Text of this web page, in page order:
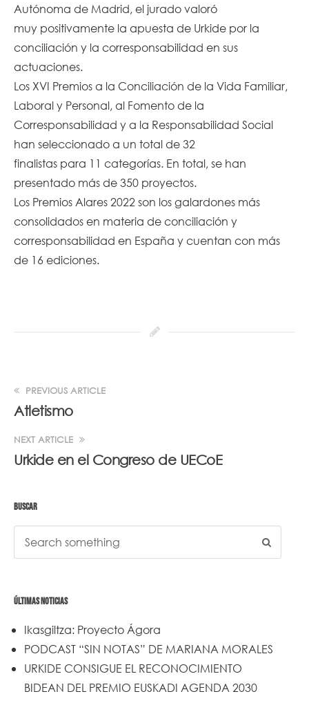
Autónoma de Madrid, el jurado valoró
muy positivamente la apuesta de Urkide por la
conciliación y la corresponsabilidad en sus
actuaciones.
Los XVI Premios a la Conciliación de la Vida Familiar,
Laboral y Personal, al Fomento de la
Corresponsabilidad y a la Responsabilidad Social
han seleccionado a un total de 32
finalistas para 11 categorías. En total, se han
presentado más de 350 proyectos.
Los Premios Alares 2022 son los galardones más
consolidados en materia de conciliación y
corresponsabilidad en España y cuentan con más
de 16 ediciones.
PREVIOUS ARTICLE
Atletismo
NEXT ARTICLE
Urkide en el Congreso de UECoE
BUSCAR
ÚLTIMAS NOTICIAS
Ikasgiltza: Proyecto Ágora
PODCAST “SIN NOTAS” DE MARIANA MORALES
URKIDE CONSIGUE EL RECONOCIMIENTO
BIDEAN DEL PREMIO EUSKADI AGENDA 2030